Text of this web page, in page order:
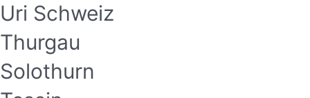
Uri Schweiz
Thurgau
Solothurn